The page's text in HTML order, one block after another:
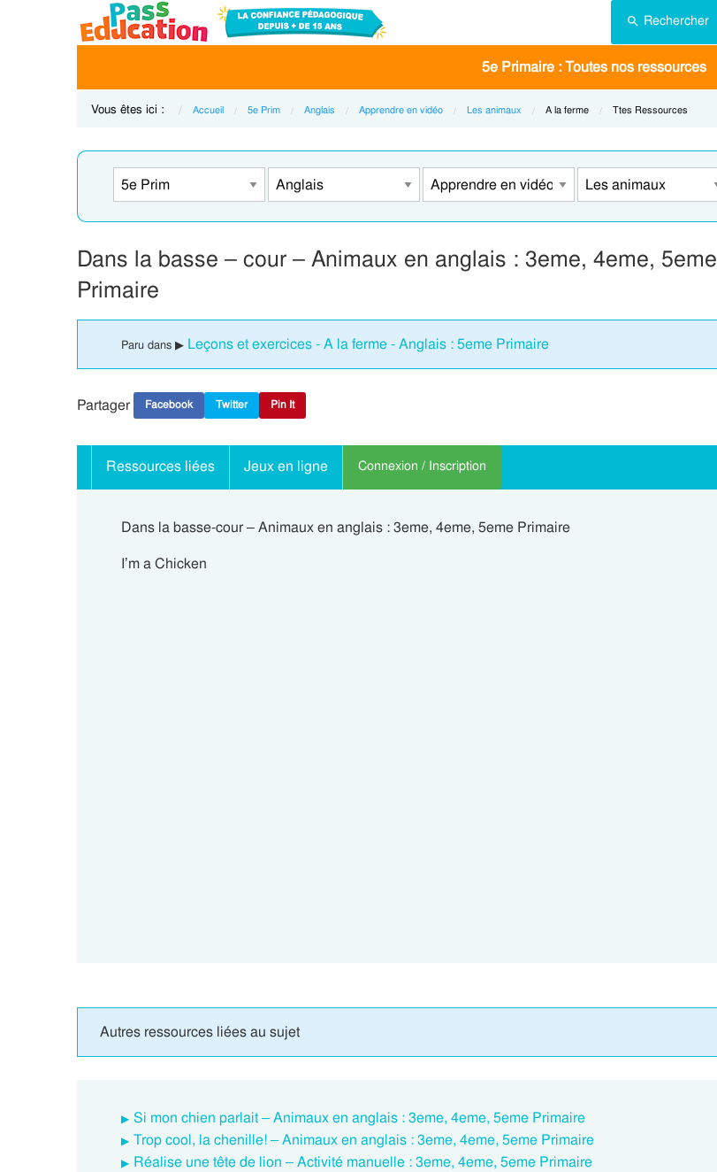
Rechercher
5e Primaire : Toutes nos ressources
Vous êtes ici : Accueil 5e Prim Anglais Apprendre en vidéo Les animaux Current:
A la ferme Current:
Ttes Ressources
Dans la basse – cour – Animaux en anglais : 3eme, 4eme, 5eme
Primaire
Paru dans ▶ Leçons et exercices - A la ferme - Anglais : 5eme Primaire
Partager Facebook Twitter Pin It
Ressources liées Jeux en ligne Connexion / Inscription
Dans la basse-cour – Animaux en anglais : 3eme, 4eme, 5eme Primaire
I’m a Chicken
Autres ressources liées au sujet
Si mon chien parlait – Animaux en anglais : 3eme, 4eme, 5eme Primaire
Trop cool, la chenille! – Animaux en anglais : 3eme, 4eme, 5eme Primaire
Réalise une tête de lion – Activité manuelle : 3eme, 4eme, 5eme Primaire